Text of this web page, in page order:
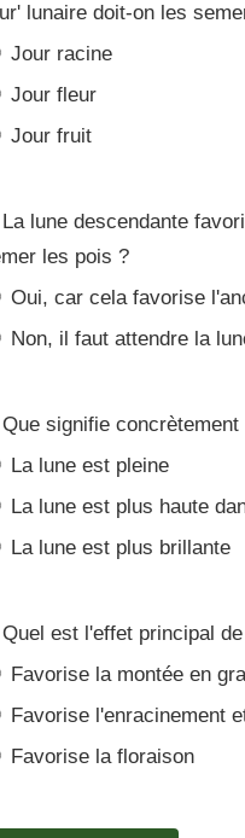
lunaire doit-on les
Jour racine
Jour fleur
Jour fruit
lune descendante
les pois ?
Oui, car cela favorise
Non, il faut attendre la
signifie
La lune est pleine
La lune est plus haute
La lune est plus brillante
est l'effet principal
Favorise la montée en
Favorise l'enracinement
Favorise la floraison